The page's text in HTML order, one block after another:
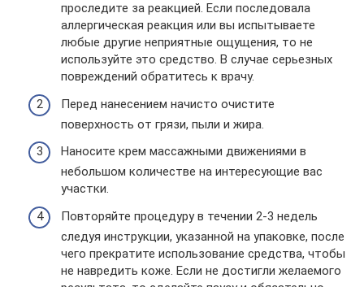
проследите за реакцией. Если последовала
аллергическая реакция или вы испытываете
любые другие неприятные ощущения, то не
используйте это средство. В случае серьезных
повреждений обратитесь к врачу.
Перед нанесением начисто очистите
поверхность от грязи, пыли и жира.
Наносите крем массажными движениями в
небольшом количестве на интересующие вас
участки.
Повторяйте процедуру в течении 2-3 недель
следуя инструкции, указанной на упаковке, после
чего прекратите использование средства, чтобы
не навредить коже. Если не достигли желаемого